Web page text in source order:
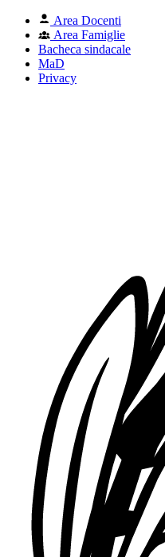
Area Docenti
Area Famiglie
Bacheca sindacale
MaD
Privacy